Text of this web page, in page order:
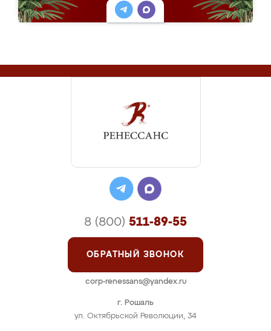
г. Рошаль
ул. Октябрьской Революции, 34
8 (800) 511-89-55
ОБРАТНЫЙ ЗВОНОК
corp-renessans@yandex.ru